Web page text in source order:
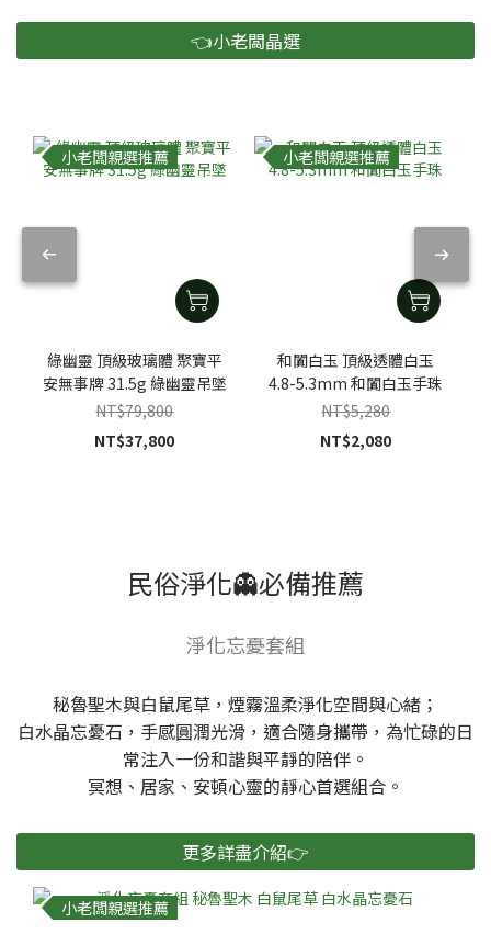
👈小老闆晶選
小老闆親選推薦
綠幽靈 頂級玻璃體 聚寶平
安無事牌 31.5g 綠幽靈吊墜
NT$79,800
NT$37,800
小老闆親選推薦
和闐白玉 頂級透體白玉
4.8-5.3mm 和闐白玉手珠
NT$5,280
NT$2,080
民俗淨化👻必備推薦
淨化忘憂套組
秘魯聖木與白鼠尾草，煙霧溫柔淨化空間與心緒；
白水晶忘憂石，手感圓潤光滑，適合隨身攜帶，為忙碌的日
常注入一份和諧與平靜的陪伴。
冥想、居家、安頓心靈的靜心首選組合。
更多詳盡介紹👉
小老闆親選推薦